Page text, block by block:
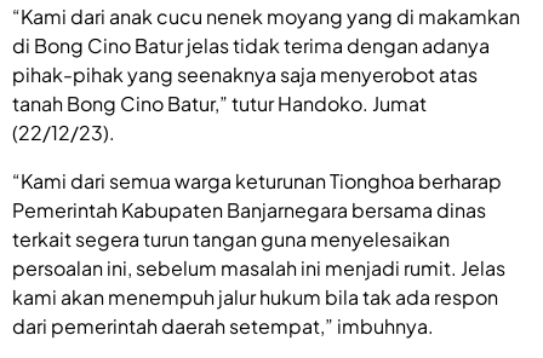
“Kami dari anak cucu nenek moyang yang di makamkan
di Bong Cino Batur jelas tidak terima dengan adanya
pihak-pihak yang seenaknya saja menyerobot atas
tanah Bong Cino Batur,” tutur Handoko. Jumat
(22/12/23).
“Kami dari semua warga keturunan Tionghoa berharap
Pemerintah Kabupaten Banjarnegara bersama dinas
terkait segera turun tangan guna menyelesaikan
persoalan ini, sebelum masalah ini menjadi rumit. Jelas
kami akan menempuh jalur hukum bila tak ada respon
dari pemerintah daerah setempat,” imbuhnya.